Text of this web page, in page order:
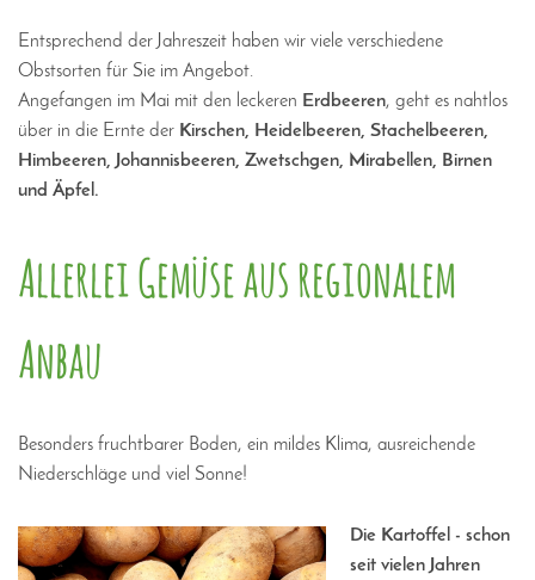
Entsprechend der Jahreszeit haben wir viele verschiedene
Obstsorten für Sie im Angebot.
Angefangen im Mai mit den leckeren Erdbeeren, geht es nahtlos
über in die Ernte der Kirschen, Heidelbeeren, Stachelbeeren,
Himbeeren, Johannisbeeren, Zwetschgen, Mirabellen, Birnen
und Äpfel.
Allerlei Gemüse aus regionalem
Anbau
Besonders fruchtbarer Boden, ein mildes Klima, ausreichende
Niederschläge und viel Sonne!
Die Kartoffel - schon
seit vielen Jahren